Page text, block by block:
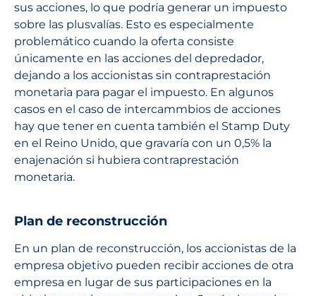
sus acciones, lo que podría generar un impuesto
sobre las plusvalías. Esto es especialmente
problemático cuando la oferta consiste
únicamente en las acciones del depredador,
dejando a los accionistas sin contraprestación
monetaria para pagar el impuesto. En algunos
casos en el caso de intercammbios de acciones
hay que tener en cuenta también el Stamp Duty
en el Reino Unido, que gravaría con un 0,5% la
enajenación si hubiera contraprestación
monetaria.
Plan de reconstrucción
En un plan de reconstrucción, los accionistas de la
empresa objetivo pueden recibir acciones de otra
empresa en lugar de sus participaciones en la